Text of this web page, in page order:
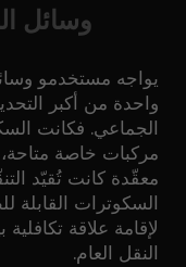
وسائل
يواجه مستخدمو
واحدة من أكبر
الجماعي. فكانت
مركبات خاصة
معقّدة كانت تُقيّد
السكوترات القابلة
لإقامة علاقة
النقل العام.